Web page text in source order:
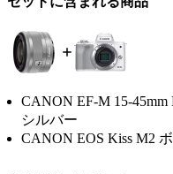
CANON EF-M 15-
シルバー
CANON EOS Kiss M2